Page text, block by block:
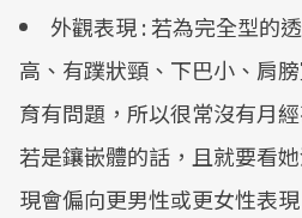
外觀表現 : 若為完全型的
高、有蹼狀頸、下巴小、肩
育有問題，所以很常沒有月
若是鑲嵌體的話，且就要看
現會偏向更男性或更女性表現